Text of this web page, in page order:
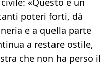
«Questo è un
poteri forti, dà
e a quella parte
a restare ostile,
che non ha perso il